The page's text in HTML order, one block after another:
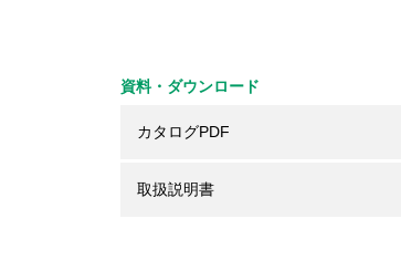
資料・ダウンロード
カタログPDF
取扱説明書